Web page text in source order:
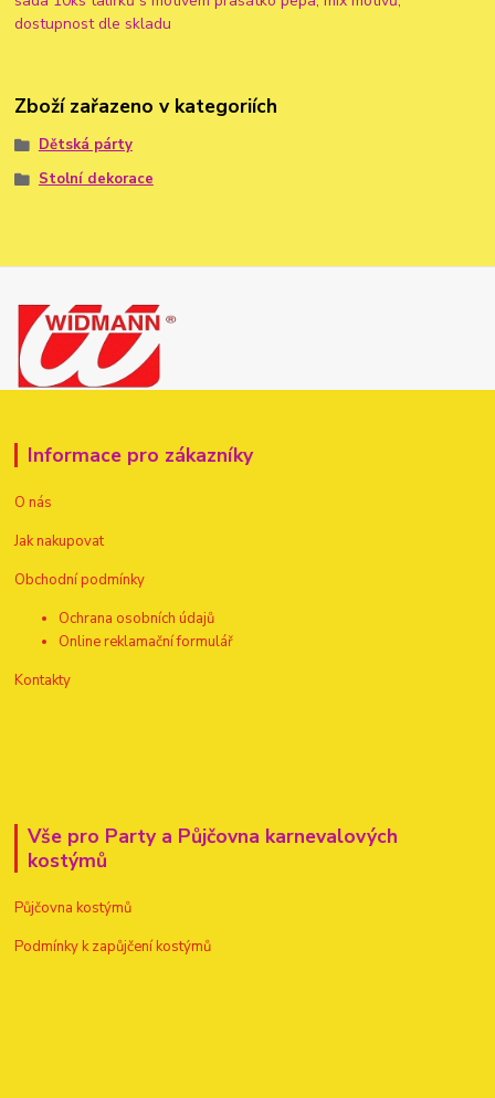
dostupnost dle skladu
Zboží zařazeno v kategoriích
Dětská párty
Stolní dekorace
Informace pro zákazníky
O nás
Jak nakupovat
Obchodní podmínky
Ochrana osobních údajů
Online reklamační formulář
Kontakty
Vše pro Party a Půjčovna karnevalových
kostýmů
Půjčovna kostýmů
Podmínky k zapůjčení kostýmů